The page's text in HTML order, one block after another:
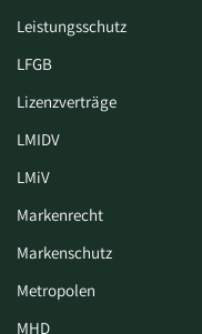
Leistungsschutz
LFGB
Lizenzverträge
LMIDV
LMiV
Markenrecht
Markenschutz
Metropolen
MHD